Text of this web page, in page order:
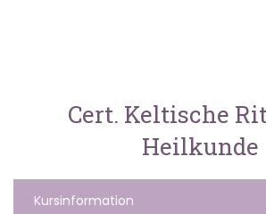
Cert. Keltische
Heilkunde
Kursinformation